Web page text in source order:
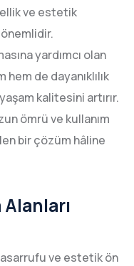
ve estetik
yardımcı olan
de dayanıklılık
kalitesini artırır.
ömrü ve kullanım
bir çözüm hâline
Alanları
ve estetik ön